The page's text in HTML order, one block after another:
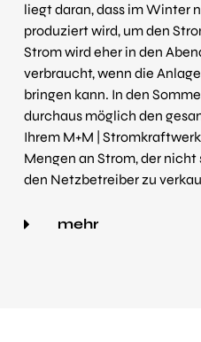
liegt daran, dass im Winter
produziert wird, um den
Strom wird eher in den
verbraucht, wenn die
bringen kann. In den
durchaus möglich den
Ihrem M+M |
Mengen an Strom, der
den Netzbetreiber zu
mehr